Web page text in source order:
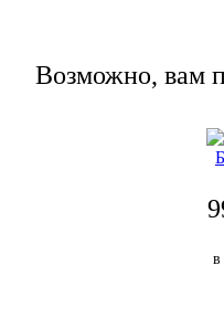
Возможно, вам
в